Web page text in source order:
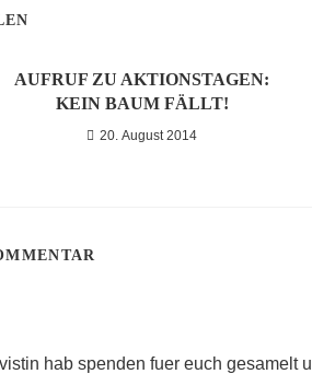
AUFRUF ZU AKTIONSTAGEN:
KEIN BAUM FÄLLT!
20. August 2014
hab spenden fuer euch gesamelt